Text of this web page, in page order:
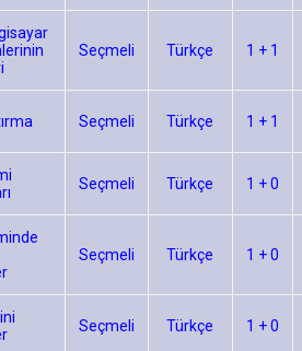
Seçmeli Türkçe 1 + 1
Seçmeli Türkçe 1 + 1
Seçmeli Türkçe 1 + 0
Seçmeli Türkçe 1 + 0
Seçmeli Türkçe 1 + 0